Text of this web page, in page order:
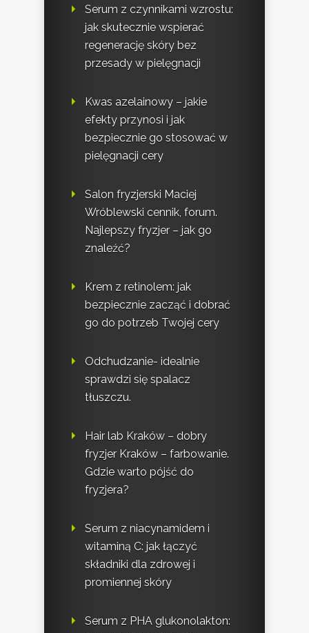
Serum z czynnikami wzrostu:
jak skutecznie wspierać
regenerację skóry bez
przesady w pielęgnacji
Kwas azelainowy – jakie
efekty przynosi i jak
bezpiecznie go stosować w
pielęgnacji cery
Salon fryzjerski Maciej
Wróblewski cennik, forum.
Najlepszy fryzjer – jak go
znaleźć?
Krem z retinolem: jak
bezpiecznie zacząć i dobrać
go do potrzeb Twojej cery
Odchudzanie- idealnie
sprawdzi się spalacz
tłuszczu.
Hair lab Kraków – dobry
fryzjer Kraków – farbowanie.
Gdzie warto pójść do
fryzjera?
Serum z niacynamidem i
witaminą C: jak łączyć
składniki dla zdrowej i
promiennej skóry
Serum z PHA glukonolakton: